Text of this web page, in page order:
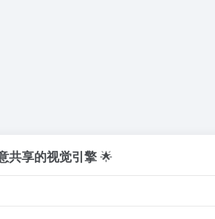
共享的视觉引擎🌟